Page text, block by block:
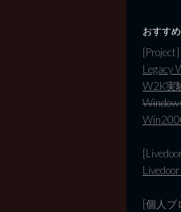
おすす
[Project]
Legacy
W2K実
[個人ブ